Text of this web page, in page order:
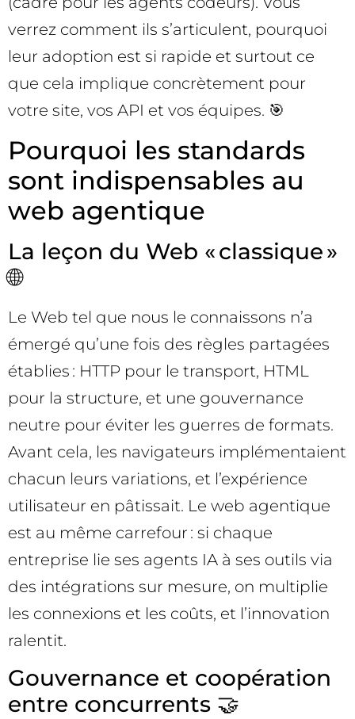
verrez comment ils s’articulent, pourquoi
leur adoption est si rapide et surtout ce
que cela implique concrètement pour
votre site, vos API et vos équipes. 🎯
Pourquoi les standards
sont indispensables au
web agentique
La leçon du Web « classique »
🌐
Le Web tel que nous le connaissons n’a
émergé qu’une fois des règles partagées
établies : HTTP pour le transport, HTML
pour la structure, et une gouvernance
neutre pour éviter les guerres de formats.
Avant cela, les navigateurs implémentaient
chacun leurs variations, et l’expérience
utilisateur en pâtissait. Le web agentique
est au même carrefour : si chaque
entreprise lie ses agents IA à ses outils via
des intégrations sur mesure, on multiplie
les connexions et les coûts, et l’innovation
ralentit.
Gouvernance et coopération
entre concurrents 🤝